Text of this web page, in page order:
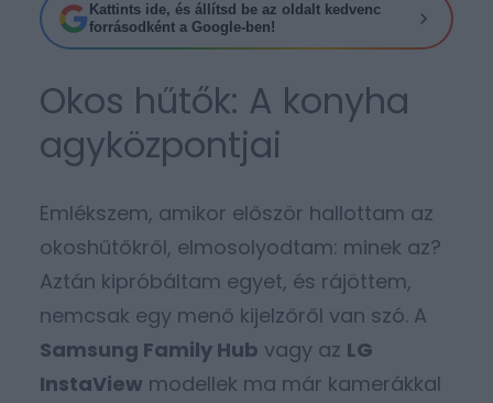
Kattints ide, és állítsd be az oldalt kedvenc
forrásodként a Google-ben!
Okos hűtők: A konyha
agyközpontjai
Emlékszem, amikor először hallottam az
okoshűtőkről, elmosolyodtam: minek az?
Aztán kipróbáltam egyet, és rájöttem,
nemcsak egy menő kijelzőről van szó. A
Samsung Family Hub vagy az LG
InstaView modellek ma már kamerákkal